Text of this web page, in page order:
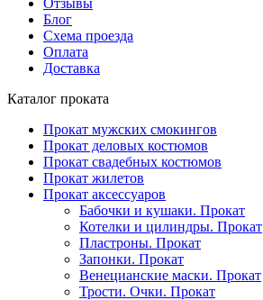
Отзывы
Блог
Схема проезда
Оплата
Доставка
Каталог проката
Прокат мужских смокингов
Прокат деловых костюмов
Прокат свадебных костюмов
Прокат жилетов
Прокат аксессуаров
Бабочки и кушаки. Прокат
Котелки и цилиндры. Прокат
Пластроны. Прокат
Запонки. Прокат
Венецианские маски. Прокат
Трости. Очки. Прокат